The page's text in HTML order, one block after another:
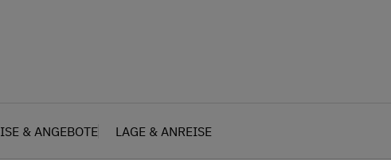
& ANGEBOTE LAGE & ANREISE